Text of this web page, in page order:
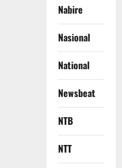
Nabire
Nasional
National
Newsbeat
NTB
NTT